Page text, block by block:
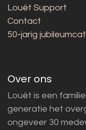
Louët Support
Contact
50-jarig
Over ons
Louët is een
generatie het
ongeveer 30